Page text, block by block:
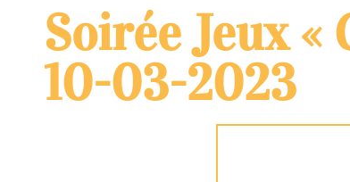
Soirée Jeux «
10-03-2023